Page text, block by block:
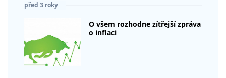
před 3 roky
O všem rozhodne zítřejší zpráva
o inflaci